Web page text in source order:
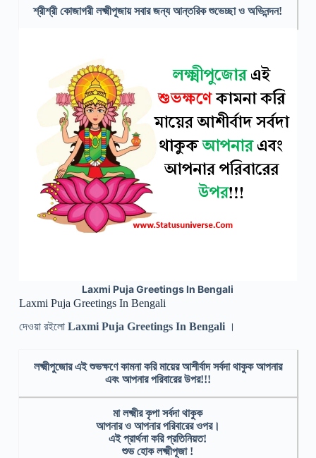
শ্রীশ্রী কোজাগরী লক্ষ্মীপূজায় সবার জন্য আন্তরিক শুভেচ্ছা ও অভিনন্দন!
Laxmi Puja Greetings In Bengali
Laxmi Puja Greetings In Bengali
দেওয়া রইলো Laxmi Puja Greetings In Bengali ।
লক্ষ্মীপুজোর এই শুভক্ষণে কামনা করি মায়ের আশীর্বাদ সর্বদা থাকুক আপনার
এবং আপনার পরিবারের উপর!!!
মা লক্ষ্মীর কৃপা সর্বদা থাকুক
আপনার ও আপনার পরিবারের ওপর।
এই প্রার্থনা করি প্রতিনিয়ত!
শুভ হোক লক্ষ্মীপূজা !